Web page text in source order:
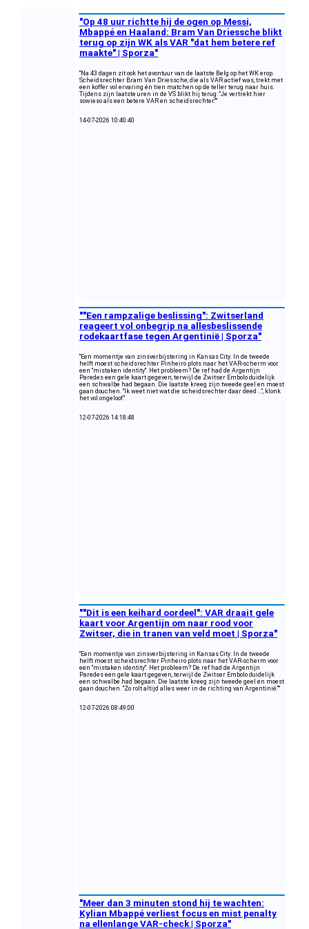
"Op 48 uur richtte hij de ogen op Messi,
Mbappé en Haaland: Bram Van Driessche blikt
terug op zijn WK als VAR "dat hem betere ref
maakte" | Sporza"
"Na 43 dagen zit ook het avontuur van de laatste Belg op het WK erop.
Scheidsrechter Bram Van Driessche, die als VAR actief was, trekt met
een koffer vol ervaring én tien matchen op de teller terug naar huis.
Tijdens zijn laatste uren in de VS blikt hij terug: "Je vertrekt hier
sowieso als een betere VAR en scheidsrechter.""
14-07-2026 10:40:40
""Een rampzalige beslissing": Zwitserland
reageert vol onbegrip na allesbeslissende
rodekaartfase tegen Argentinië | Sporza"
"Een momentje van zinsverbijstering in Kansas City. In de tweede
helft moest scheidsrechter Pinheiro plots naar het VAR-scherm voor
een "mistaken identity". Het probleem? De ref had de Argentijn
Paredes een gele kaart gegeven, terwijl de Zwitser Embolo duidelijk
een schwalbe had begaan. Die laatste kreeg zijn tweede geel en moest
gaan douchen. "Ik weet niet wat die scheidsrechter daar deed ...", klonk
het vol ongeloof."
12-07-2026 14:18:48
""Dit is een keihard oordeel": VAR draait gele
kaart voor Argentijn om naar rood voor
Zwitser, die in tranen van veld moet | Sporza"
"Een momentje van zinsverbijstering in Kansas City. In de tweede
helft moest scheidsrechter Pinheiro plots naar het VAR-scherm voor
een "mistaken identity". Het probleem? De ref had de Argentijn
Paredes een gele kaart gegeven, terwijl de Zwitser Embolo duidelijk
een schwalbe had begaan. Die laatste kreeg zijn tweede geel en moest
gaan douchen. "Zo rolt altijd alles weer in de richting van Argentinië.""
12-07-2026 08:49:00
"Meer dan 3 minuten stond hij te wachten:
Kylian Mbappé verliest focus en mist penalty
na ellenlange VAR-check | Sporza"